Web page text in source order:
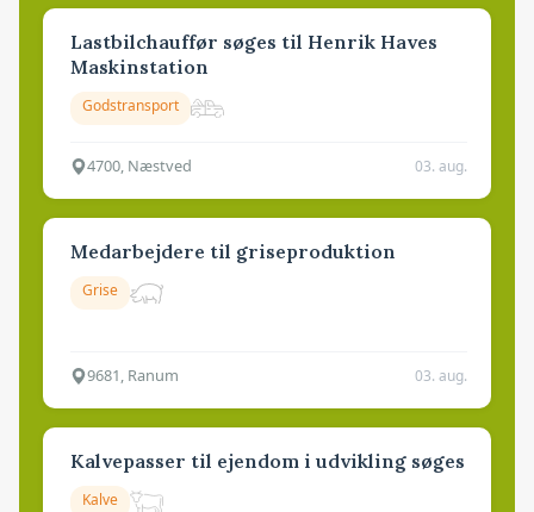
Lastbilchauffør søges til Henrik Haves
Maskinstation
Godstransport
4700, Næstved 03. aug.
Medarbejdere til griseproduktion
Grise
9681, Ranum 03. aug.
Kalvepasser til ejendom i udvikling søges
Kalve